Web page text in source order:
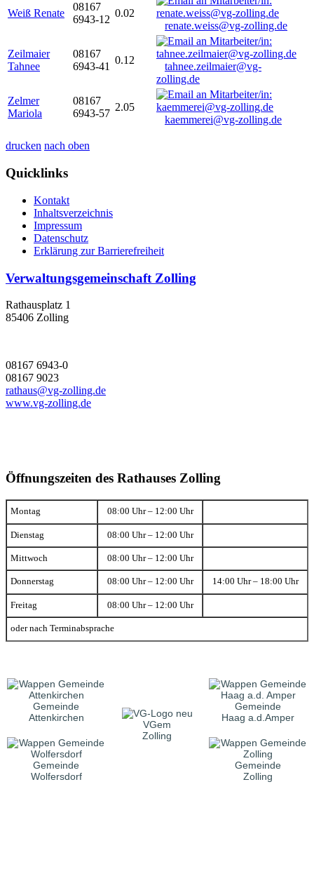
Weiß Renate
08167
6943-12
0.02
renate.weiss@vg-zolling.de
Zeilmaier
Tahnee
08167
6943-41
0.12
tahnee.zeilmaier@vg-
zolling.de
Zelmer
Mariola
08167
6943-57
2.05
kaemmerei@vg-zolling.de
drucken nach oben
Quicklinks
Kontakt
Inhaltsverzeichnis
Impressum
Datenschutz
Erklärung zur Barrierefreiheit
Verwaltungsgemeinschaft Zolling
Rathausplatz 1
85406 Zolling
08167 6943-0
08167 9023
rathaus@vg-zolling.de
www.vg-zolling.de
Öffnungszeiten des Rathauses Zolling
Montag 08:00 Uhr – 12:00 Uhr
Dienstag 08:00 Uhr – 12:00 Uhr
Mittwoch 08:00 Uhr – 12:00 Uhr
Donnerstag 08:00 Uhr – 12:00 Uhr 14:00 Uhr – 18:00 Uhr
Freitag 08:00 Uhr – 12:00 Uhr
oder nach Terminabsprache
Gemeinde
Attenkirchen
VGem
Zolling
Gemeinde
Haag a.d.Amper
Gemeinde
Wolfersdorf
Gemeinde
Zolling